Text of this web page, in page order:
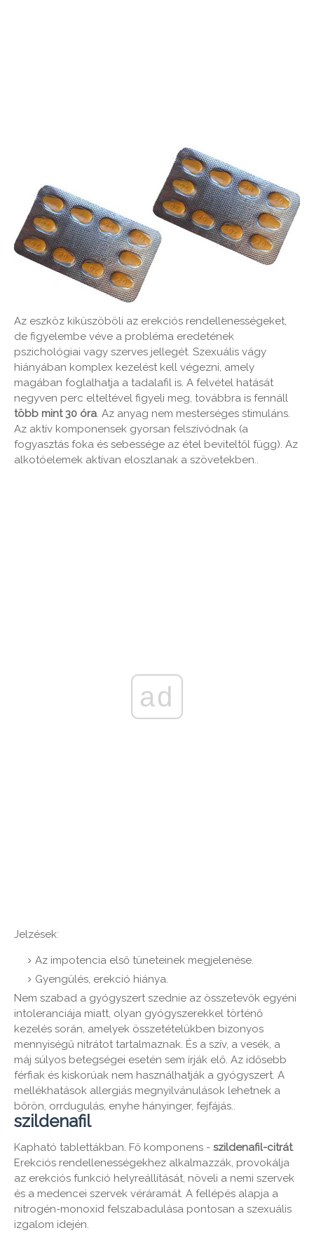
Az eszköz kiküszöböli az erekciós rendellenességeket,
de figyelembe véve a probléma eredetének
pszichológiai vagy szerves jellegét. Szexuális vágy
hiányában komplex kezelést kell végezni, amely
magában foglalhatja a tadalafil is. A felvétel hatását
negyven perc elteltével figyeli meg, továbbra is fennáll
több mint 30 óra. Az anyag nem mesterséges stimuláns.
Az aktív komponensek gyorsan felszívódnak (a
fogyasztás foka és sebessége az étel beviteltől függ). Az
alkotóelemek aktívan eloszlanak a szövetekben..
ad
Jelzések:
Az impotencia első tüneteinek megjelenése.
Gyengülés, erekció hiánya.
Nem szabad a gyógyszert szednie az összetevők egyéni
intoleranciája miatt, olyan gyógyszerekkel történő
kezelés során, amelyek összetételükben bizonyos
mennyiségű nitrátot tartalmaznak. És a szív, a vesék, a
máj súlyos betegségei esetén sem írják elő. Az idősebb
férfiak és kiskorúak nem használhatják a gyógyszert. A
mellékhatások allergiás megnyilvánulások lehetnek a
bőrön, orrdugulás, enyhe hányinger, fejfájás..
szildenafil
Kapható tablettákban. Fő komponens - szildenafil-citrát.
Erekciós rendellenességekhez alkalmazzák, provokálja
az erekciós funkció helyreállítását, növeli a nemi szervek
és a medencei szervek véráramát. A fellépés alapja a
nitrogén-monoxid felszabadulása pontosan a szexuális
izgalom idején.